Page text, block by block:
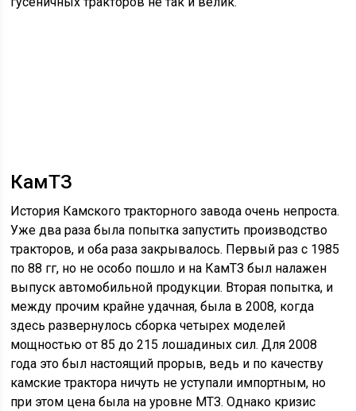
КамТЗ
История Камского тракторного завода очень непроста.
Уже два раза была попытка запустить производство
тракторов, и оба раза закрывалось. Первый раз с 1985
по 88 гг, но не особо пошло и на КамТЗ был налажен
выпуск автомобильной продукции. Вторая попытка, и
между прочим крайне удачная, была в 2008, когда
здесь развернулось сборка четырех моделей
мощностью от 85 до 215 лошадиных сил. Для 2008
года это был настоящий прорыв, ведь и по качеству
камские трактора ничуть не уступали импортным, но
при этом цена была на уровне МТЗ. Однако кризис